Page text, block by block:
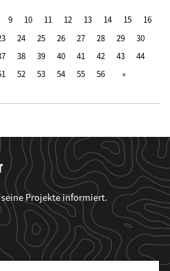
9 10 11 12 13 14 15
16
24 25 26 27 28 29
30
38 39 40 41 42 43
44
52 53 54 55 56
seine Projekte informiert.